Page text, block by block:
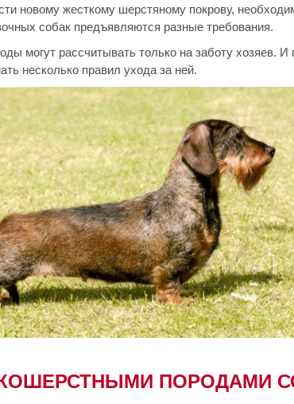
новому жесткому шерстяному покрову,
собак предъявляются разные требования.
могут рассчитывать только на заботу хозяев.
несколько правил ухода за ней.
ПОРОДАМИ